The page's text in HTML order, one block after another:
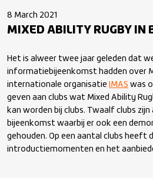
8 March 2021
MIXED ABILITY RUGBY IN
Het is alweer twee jaar geleden dat
informatiebijeenkomst hadden over
internationale organisatie IMAS was
geven aan clubs wat Mixed Ability
kan worden bij clubs. Twaalf clubs
bijeenkomst waarbij er ook een
gehouden. Op een aantal clubs heeft
introductiemomenten en het